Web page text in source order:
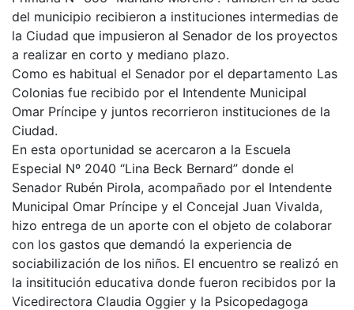
del municipio recibieron a instituciones intermedias de
la Ciudad que impusieron al Senador de los proyectos
a realizar en corto y mediano plazo.
Como es habitual el Senador por el departamento Las
Colonias fue recibido por el Intendente Municipal
Omar Príncipe y juntos recorrieron instituciones de la
Ciudad.
En esta oportunidad se acercaron a la Escuela
Especial Nº 2040 “Lina Beck Bernard” donde el
Senador Rubén Pirola, acompañado por el Intendente
Municipal Omar Príncipe y el Concejal Juan Vivalda,
hizo entrega de un aporte con el objeto de colaborar
con los gastos que demandó la experiencia de
sociabilización de los niños. El encuentro se realizó en
la insititución educativa donde fueron recibidos por la
Vicedirectora Claudia Oggier y la Psicopedagoga